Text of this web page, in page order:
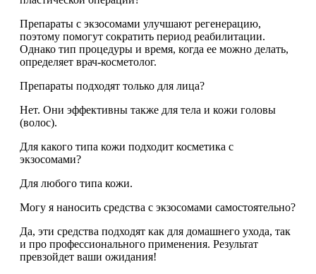
Препараты с экзосомами улучшают регенерацию,
поэтому помогут сократить период реабилитации.
Однако тип процедуры и время, когда ее можно делать,
определяет врач-косметолог.
Препараты подходят только для лица?
Нет. Они эффективны также для тела и кожи головы
(волос).
Для какого типа кожи подходит косметика с
экзосомами?
Для любого типа кожи.
Могу я наносить средства с экзосомами самостоятельно?
Да, эти средства подходят как для домашнего ухода, так
и про профессионального применения. Результат
превзойдет ваши ожидания!